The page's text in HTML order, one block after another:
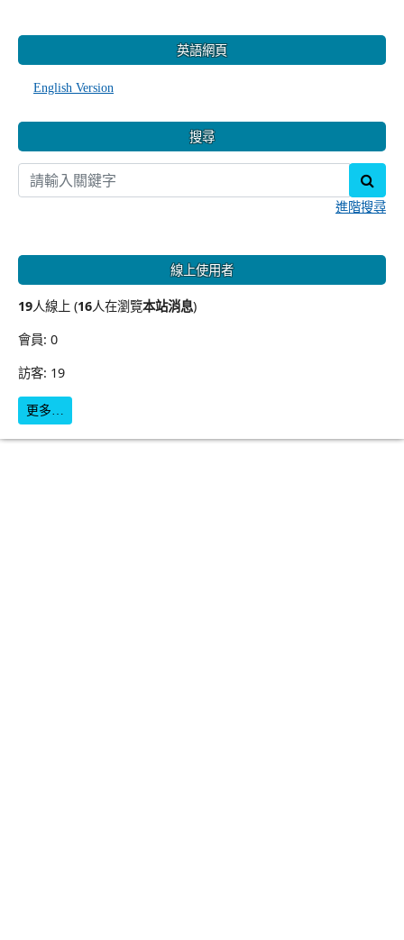
英語網頁
English Version
搜尋
進階搜尋
線上使用者
19人線上 (16人在瀏覽本站消息)
會員: 0
訪客: 19
更多…